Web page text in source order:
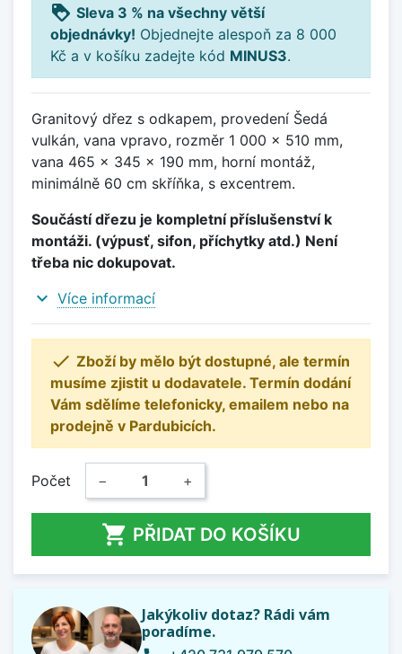
loyalty Sleva 3 % na všechny větší
objednávky! Objednejte alespoň za 8 000
Kč a v košíku zadejte kód MINUS3.
Granitový dřez s odkapem, provedení Šedá
vulkán, vana vpravo, rozměr 1 000 x 510 mm,
vana 465 x 345 x 190 mm, horní montáž,
minimálně 60 cm skříňka, s excentrem.
Součástí dřezu je kompletní příslušenství k
montáži. (výpusť, sifon, příchytky atd.) Není
třeba nic dokupovat.
expand_more Více informací
 Zboží by mělo být dostupné, ale termín
musíme zjistit u dodavatele. Termín dodání
Vám sdělíme telefonicky, emailem nebo na
prodejně v Pardubicích.
Počet − +
 PŘIDAT DO KOŠÍKU
Jakýkoliv dotaz? Rádi vám
poradíme.